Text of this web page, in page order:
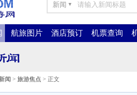
新闻 ▼
航旅图片 酒店预订 机票查询
闻 > 旅游焦点 > 正文